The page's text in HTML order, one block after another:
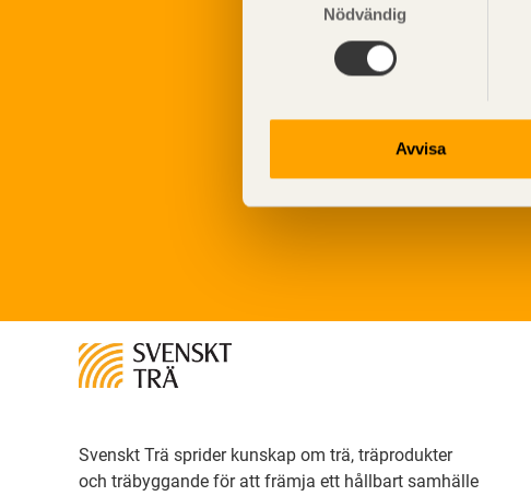
Nödvändig
Avvisa
Svenskt Trä sprider kunskap om trä, träprodukter
och träbyggande för att främja ett hållbart samhälle